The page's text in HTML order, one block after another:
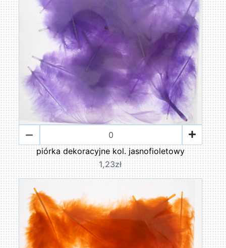
piórka dekoracyjne kol. jasnofioletowy
1,23zł